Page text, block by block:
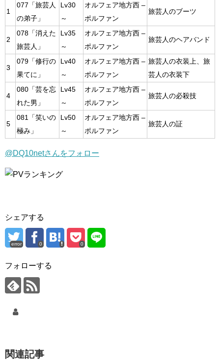
1
077「旅芸人
の弟子」
Lv30
～
オルフェア地方西 –
ポルファン
旅芸人のブーツ
2
078「消えた
旅芸人」
Lv35
～
オルフェア地方西 –
ポルファン
旅芸人のヘアバンド
3
079「修行の
果てに」
Lv40
～
オルフェア地方西 –
ポルファン
旅芸人の衣装上、旅
芸人の衣装下
4
080「芸を忘
れた男」
Lv45
～
オルフェア地方西 –
ポルファン
旅芸人の必殺技
5
081「笑いの
極み」
Lv50
～
オルフェア地方西 –
ポルファン
旅芸人の証
@DQ10netさんをフォロー
シェアする
error 0 0
フォローする
関連記事